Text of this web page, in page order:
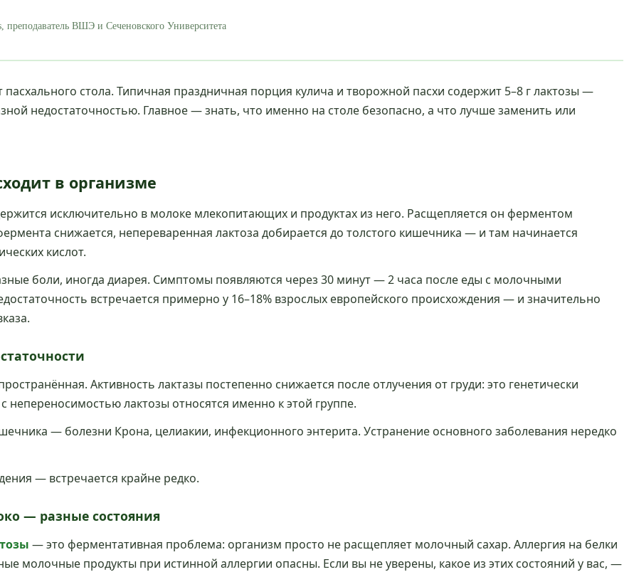
преподаватель ВШЭ и Сеченовского Университета
стола. Типичная праздничная порция кулича и творожной пасхи содержит 5–8 г лактозы —
недостаточностью. Главное — знать, что именно на столе безопасно, а что лучше заменить или
в организме
исключительно в молоке млекопитающих и продуктах из него. Расщепляется он ферментом
снижается, непереваренная лактоза добирается до толстого кишечника — и там начинается
кислот.
боли, иногда диарея. Симптомы появляются через 30 минут — 2 часа после еды с молочными
встречается примерно у 16–18% взрослых европейского происхождения — и значительно
Активность лактазы постепенно снижается после отлучения от груди: это генетически
лактозы относятся именно к этой группе.
— болезни Крона, целиакии, инфекционного энтерита. Устранение основного заболевания нередко
— встречается крайне редко.
— разные состояния
— это ферментативная проблема: организм просто не расщепляет молочный сахар. Аллергия на белки
молочные продукты при истинной аллергии опасны. Если вы не уверены, какое из этих состояний у вас, —